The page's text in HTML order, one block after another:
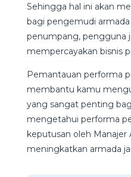
Sehingga hal ini akan
bagi pengemudi
penumpang, pengguna
mempercayakan bisnis
Pemantauan performa
membantu kamu
yang sangat penting
mengetahui performa
keputusan oleh Manajer
meningkatkan armada